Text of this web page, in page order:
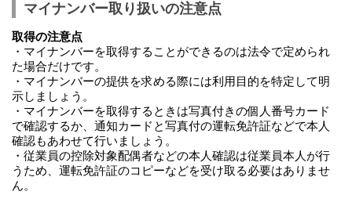
マイナンバー取り扱いの注意点
取得の注意点
・マイナンバーを取得することができるのは法令で定められ
た場合だけです。
・マイナンバーの提供を求める際には利用目的を特定して明
示しましょう。
・マイナンバーを取得するときは写真付きの個人番号カード
で確認するか、通知カードと写真付の運転免許証などで本人
確認もあわせて行いましょう。
・従業員の控除対象配偶者などの本人確認は従業員本人が行
うため、運転免許証のコピーなどを受け取る必要はありませ
ん。